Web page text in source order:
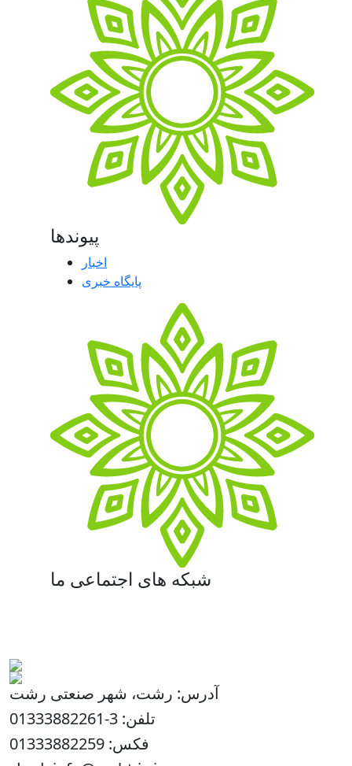
پیوندها
اخبار
پایگاه خبری
شبکه های اجتماعی ما
آدرس: رشت، شهر صنعتی رشت
تلفن: 3-01333882261
فکس: 01333882259